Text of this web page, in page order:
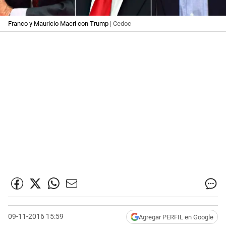
Franco y Mauricio Macri con Trump | Cedoc
09-11-2016 15:59 Agregar PERFIL en Google